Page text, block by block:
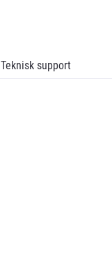
Teknisk support